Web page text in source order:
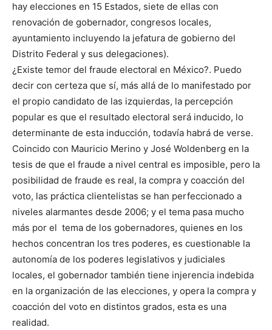
hay elecciones en 15 Estados, siete de ellas con
renovación de gobernador, congresos locales,
ayuntamiento incluyendo la jefatura de gobierno del
Distrito Federal y sus delegaciones).
¿Existe temor del fraude electoral en México?. Puedo
decir con certeza que sí, más allá de lo manifestado por
el propio candidato de las izquierdas, la percepción
popular es que el resultado electoral será inducido, lo
determinante de esta inducción, todavía habrá de verse.
Coincido con Mauricio Merino y José Woldenberg en la
tesis de que el fraude a nivel central es imposible, pero la
posibilidad de fraude es real, la compra y coacción del
voto, las práctica clientelistas se han perfeccionado a
niveles alarmantes desde 2006; y el tema pasa mucho
más por el tema de los gobernadores, quienes en los
hechos concentran los tres poderes, es cuestionable la
autonomía de los poderes legislativos y judiciales
locales, el gobernador también tiene injerencia indebida
en la organización de las elecciones, y opera la compra y
coacción del voto en distintos grados, esta es una
realidad.